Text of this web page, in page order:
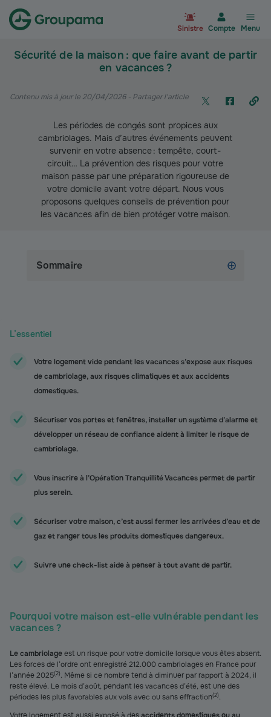
Sinistre Compte Menu
Sécurité de la maison : que faire avant de partir
en vacances ?
Contenu mis à jour le 20/04/2026- Partager l'article
Les périodes de congés sont propices aux
cambriolages. Mais d’autres événements peuvent
survenir en votre absence : tempête, court-
circuit… La prévention des risques pour votre
maison passe par une préparation rigoureuse de
votre domicile avant votre départ. Nous vous
proposons quelques conseils de prévention pour
les vacances afin de bien protéger votre maison.
Sommaire
L’essentiel
Votre logement vide pendant les vacances s’expose aux risques
de cambriolage, aux risques climatiques et aux accidents
domestiques.
Sécuriser vos portes et fenêtres, installer un système d’alarme et
développer un réseau de confiance aident à limiter le risque de
cambriolage.
Vous inscrire à l’Opération Tranquillité Vacances permet de partir
plus serein.
Sécuriser votre maison, c’est aussi fermer les arrivées d’eau et de
gaz et ranger tous les produits domestiques dangereux.
Suivre une check-list aide à penser à tout avant de partir.
Pourquoi votre maison est-elle vulnérable pendant les
vacances ?
Le cambriolageest un risque pour votre domicile lorsque vous êtes absent.
Les forces de l’ordre ont enregistré 212.000 cambriolages en France pour
l’année 2025(2). Même si ce nombre tend à diminuer par rapport à 2024, il
reste élevé. Le mois d’août, pendant les vacances d’été, est une des
périodes les plus favorables aux vols avec ou sans effraction(2).